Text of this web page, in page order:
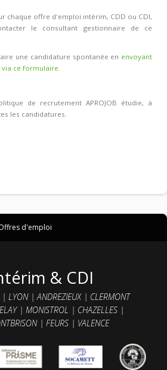
chaque offre d'emploi intérim, CDD ou CDI,
le consultant gestionnaire de ce
une candidature spontanée en envoyant
via ce formulaire.
de recrutement APROJOB étudie, à
les candidatures.
d'emploi
& CDI
| LYON |ANDREZIEUX | CLERMONT
| MONISTROL | CHAZELLES |
| FEURS | VALENCE